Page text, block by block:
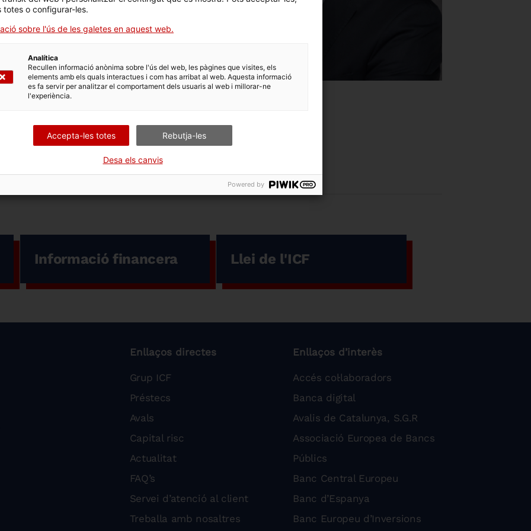
de postgrau a la Barcelona
Corporatives a B&T Sociedad
de Banca a EADA.
Estats Units.
de Ford Motors.
Universitària d'Estudis Empresarials (1996-1999).
Informació financera Llei de l'ICF
Enllaços directes
Grup ICF
Préstecs
Avals
Capital risc
Actualitat
FAQ’s
Servei d’atenció al client
Treballa amb nosaltres
Enllaços d’interès
Accés col·laboradors
Banca digital
Avalis de Catalunya, S.G.R
Associació Europea de Bancs
Públics
Banc Central Europeu
Banc d’Espanya
Banc Europeu d’Inversions
totes o configurar-les.
sobre l'ús de les galetes en aquest web.
Analítica
Recullen informació anònima sobre l'ús del web, les pàgines que visites, els
elements amb els quals interactues i com has arribat al web. Aquesta informació
es fa servir per analitzar el comportament dels usuaris al web i millorar-ne
l'experiència.
Accepta-les totes Rebutja-les
Desa els canvis
Powered by